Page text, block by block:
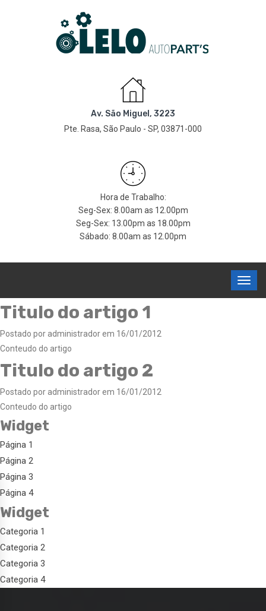
Av. São Miguel, 3223
Pte. Rasa, São Paulo - SP, 03871-000
Hora de Trabalho:
Seg-Sex: 8.00am as 12.00pm
Seg-Sex: 13.00pm as 18.00pm
Sábado: 8.00am as 12.00pm
Titulo do artigo 1
Postado por administrador em 16/01/2012
Conteudo do artigo
Titulo do artigo 2
Postado por administrador em 16/01/2012
Conteudo do artigo
Widget
Página 1
Página 2
Página 3
Página 4
Widget
Categoria 1
Categoria 2
Categoria 3
Categoria 4